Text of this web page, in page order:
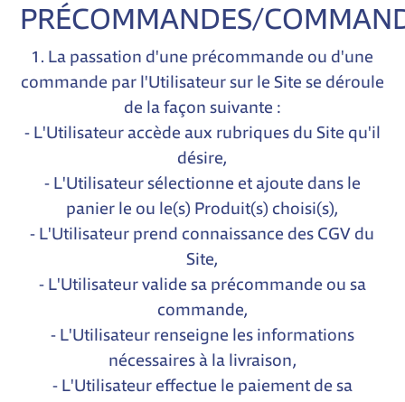
PRÉCOMMANDES/
1. La passation d'une précommande ou d'une
commande par l'Utilisateur sur le Site se déroule
de la façon suivante :
- L'Utilisateur accède aux rubriques du Site qu'il
désire,
- L'Utilisateur sélectionne et ajoute dans le
panier le ou le(s) Produit(s) choisi(s),
- L'Utilisateur prend connaissance des CGV du
Site,
- L'Utilisateur valide sa précommande ou sa
commande,
- L'Utilisateur renseigne les informations
nécessaires à la livraison,
- L'Utilisateur effectue le paiement de sa